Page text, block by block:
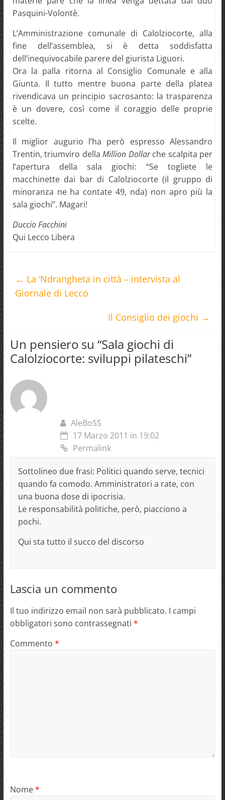
Pasquini-Volontè.
L’Amministrazione comunale di Calolziocorte, alla
fine dell’assemblea, si è detta soddisfatta
dell’inequivocabile parere del giurista Liguori.
Ora la palla ritorna al Consiglio Comunale e alla
Giunta. Il tutto mentre buona parte della platea
rivendicava un principio sacrosanto: la trasparenza
è un dovere, così come il coraggio delle proprie
scelte.
Il miglior augurio l’ha però espresso Alessandro
Trentin, triumviro dellaMillion Dollarche scalpita per
l’apertura della sala giochi: “Se togliete le
macchinette dai bar di Calolziocorte (il gruppo di
minoranza ne ha contate 49, nda) non apro più la
sala giochi”. Magari!
Duccio Facchini
Qui Lecco Libera
← La ‘Ndrangheta in città – intervista al
Giornale di Lecco
Il Consiglio dei giochi →
Un pensiero su “Sala giochi di
Calolziocorte: sviluppi pilateschi”
AleBoSS
17 Marzo 2011 in 19:02
Permalink
Sottolineo due frasi: Politici quando serve, tecnici
quando fa comodo. Amministratori a rate, con
una buona dose di ipocrisia.
Le responsabilità politiche, però, piacciono a
pochi.
Qui sta tutto il succo del discorso
Lascia un commento
Il tuo indirizzo email non sarà pubblicato. I campi
obbligatori sono contrassegnati *
Commento *
Nome*